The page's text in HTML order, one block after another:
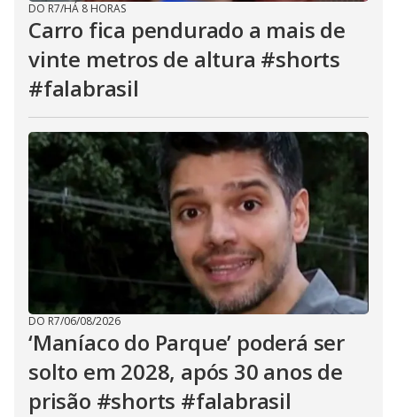
DO R7/HÁ 8 HORAS
Carro fica pendurado a mais de
vinte metros de altura #shorts
#falabrasil
DO R7/06/08/2026
‘Maníaco do Parque’ poderá ser
solto em 2028, após 30 anos de
prisão #shorts #falabrasil